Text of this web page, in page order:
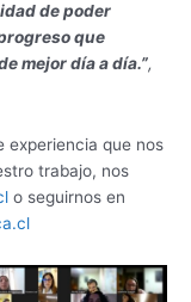
de poder
que
mejor día a día.”,
experiencia que nos
trabajo, nos
o seguirnos en